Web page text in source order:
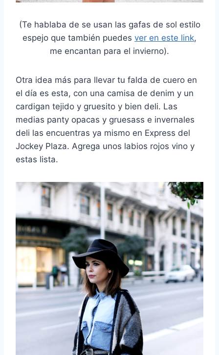
(Te hablaba de se usan las gafas de sol estilo
espejo que también puedes ver en este link,
me encantan para el invierno).
Otra idea más para llevar tu falda de cuero en
el día es esta, con una camisa de denim y un
cardigan tejido y gruesito y bien deli. Las
medias panty opacas y gruesass e invernales
deli las encuentras ya mismo en Express del
Jockey Plaza. Agrega unos labios rojos vino y
estas lista.